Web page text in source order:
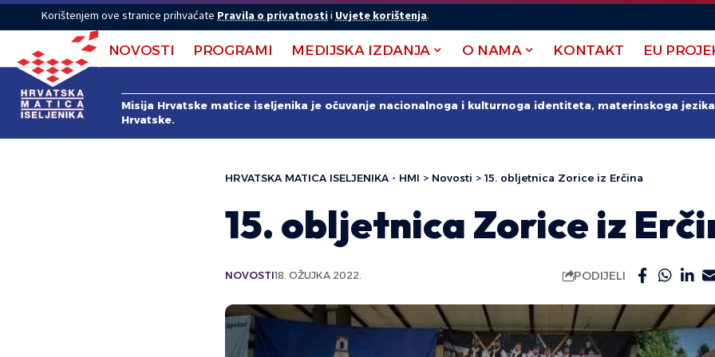
Korištenjem ove stranice prihvaćate Pravila o privatnostii Uvjete korištenja.
NOVOSTI PROGRAMI MEDIJSKA IZDANJA O NAMA KONTAKT EU
Misija Hrvatske matice iseljenika je očuvanje nacionalnoga i kulturnoga identiteta, materinskoga
Hrvatske.
HRVATSKA MATICA ISELJENIKA - HMI > Novosti > 15. obljetnica Zorice iz Erčina
15. obljetnica Zorice iz
NOVOSTI18. OŽUJKA 2022. PODIJELI